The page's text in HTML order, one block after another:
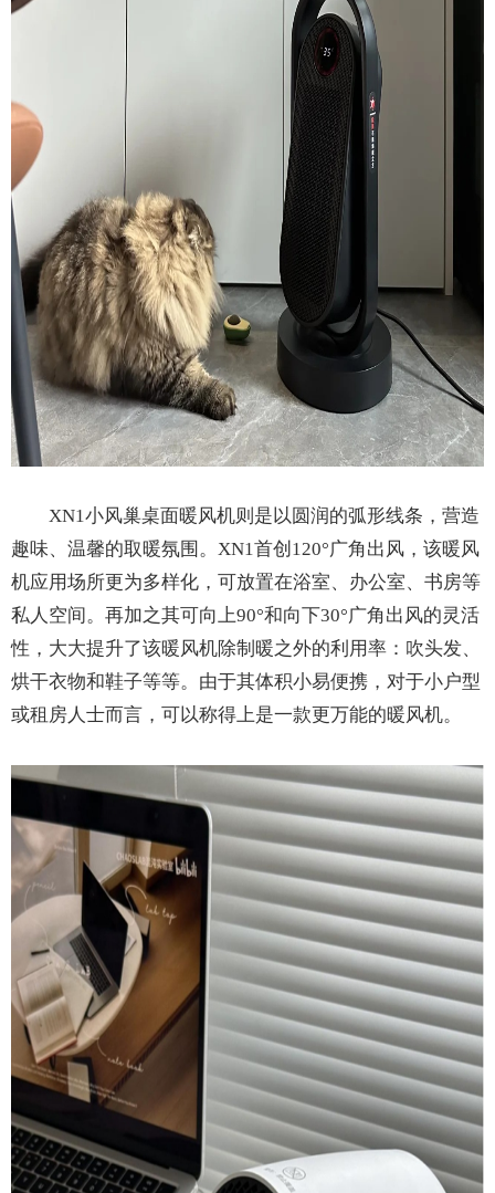
XN1小风巢桌面暖风机则是以圆润的弧形线条，营造
趣味、温馨的取暖氛围。XN1首创120°广角出风，该暖风
机应用场所更为多样化，可放置在浴室、办公室、书房等
私人空间。再加之其可向上90°和向下30°广角出风的灵活
性，大大提升了该暖风机除制暖之外的利用率：吹头发、
烘干衣物和鞋子等等。由于其体积小易便携，对于小户型
或租房人士而言，可以称得上是一款更万能的暖风机。